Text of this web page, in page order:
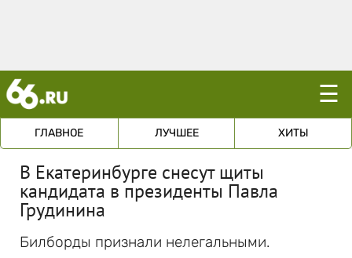
☰
ГЛАВНОЕ ЛУЧШЕЕ ХИТЫ
В Екатеринбурге снесут щиты
кандидата в президенты Павла
Грудинина
Билборды признали нелегальными.